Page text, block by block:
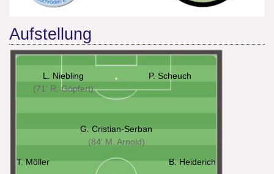
Aufstellung
L. Niebling
(71' R. Göpfert)
P. Scheuch
G. Cristian-Serban
(84' M. Arnold)
T. Möller B. Heiderich